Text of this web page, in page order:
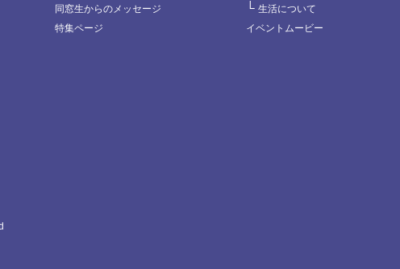
同窓生からのメッセージ
特集ページ
└ 生活について
イベントムービー